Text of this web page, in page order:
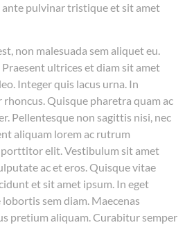
pulvinar tristique et sit amet
non malesuada sem aliquet eu.
ultrices et diam sit amet
Integer quis lacus urna. In
Quisque pharetra quam ac
Pellentesque non sagittis nisi, nec
aliquam lorem ac rutrum
elit. Vestibulum sit amet
ac et eros. Quisque vitae
et sit amet ipsum. In eget
sem diam. Maecenas
pretium aliquam. Curabitur semper